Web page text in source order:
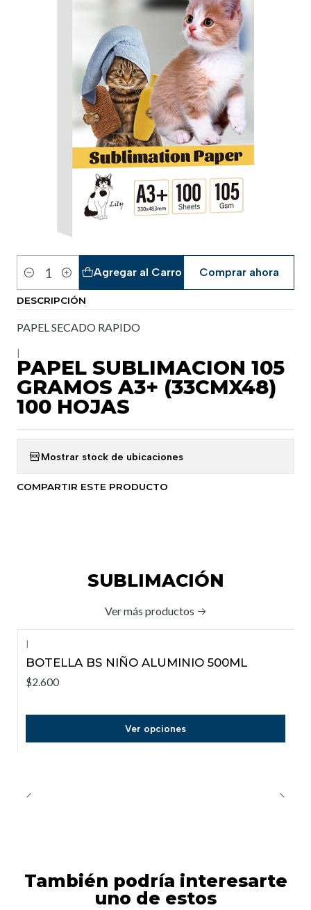
Cantidad
Agregar al Carro Comprar ahora
DESCRIPCIÓN
PAPEL SECADO RAPIDO
PAPEL SUBLIMACION 105
GRAMOS A3+ (33CMX48)
100 HOJAS
Mostrar stock de ubicaciones
COMPARTIR ESTE PRODUCTO
SUBLIMACIÓN
Ver más productos
|
BOTELLA BS NIÑO ALUMINIO 500ML
$2.600
Ver opciones
También podría interesarte
uno de estos